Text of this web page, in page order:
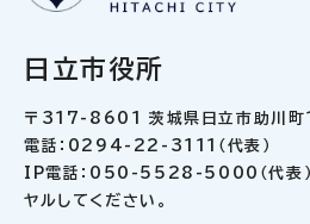
日立市役所
〒317-8601 茨城県日立市助川町
電話：0294-22-3111（代表）
IP電話：050-5528-5000（代表）
ヤルしてください。